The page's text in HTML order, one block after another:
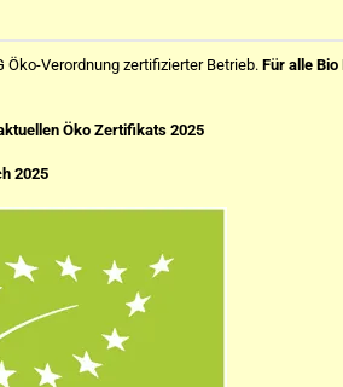
Öko-Verordnung zertifizierter Betrieb. Für alle
Öko Zertifikats 2025
2025